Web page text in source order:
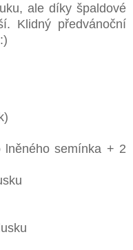
ale díky špaldové
Klidný předvánoční
lněného semínka + 2